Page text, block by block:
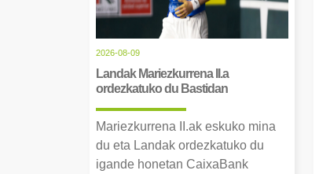
2026-08-09
Landak Mariezkurrena II.a
ordezkatuko du Bastidan
Mariezkurrena II.ak eskuko mina
du eta Landak ordezkatuko du
igande honetan CaixaBank